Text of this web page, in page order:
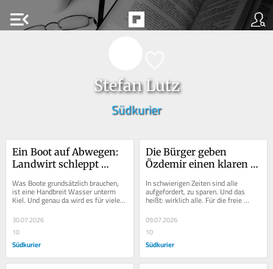
menu_open
Stefan Lutz
Südkurier
Ein Boot auf Abwegen:
Landwirt schleppt
Untersee
Was Boote grundsätzlich brauchen,
ist eine Handbreit Wasser unterm
Kiel. Und genau da wird es für viele
Bootsbesitzer am Untersee eng, der
Pegel...
30.07.2026
10
Südkurier
Die Bürger geben
Özdemir einen klaren
In schwierigen Zeiten sind alle
aufgefordert, zu sparen. Und das
heißt: wirklich alle. Für die freie
auch auf...
09.07.2026
10
Südkurier